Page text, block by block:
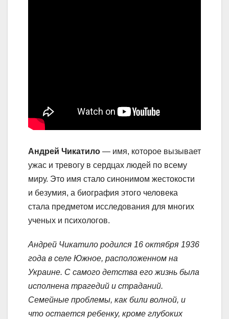
Андрей Чикатило — имя, которое вызывает
ужас и тревогу в сердцах людей по всему
миру. Это имя стало синонимом жестокости
и безумия, а биография этого человека
стала предметом исследования для многих
ученых и психологов.
Андрей Чикатило родился 16 октября 1936
года в селе Южное, расположенном на
Украине. С самого детства его жизнь была
исполнена трагедий и страданий.
Семейные проблемы, как били волной, и
что остается ребенку, кроме глубоких